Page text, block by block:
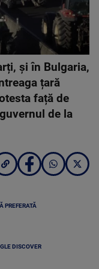
și în Bulgaria,
țară
față de
de la
PREFERATĂ
DISCOVER